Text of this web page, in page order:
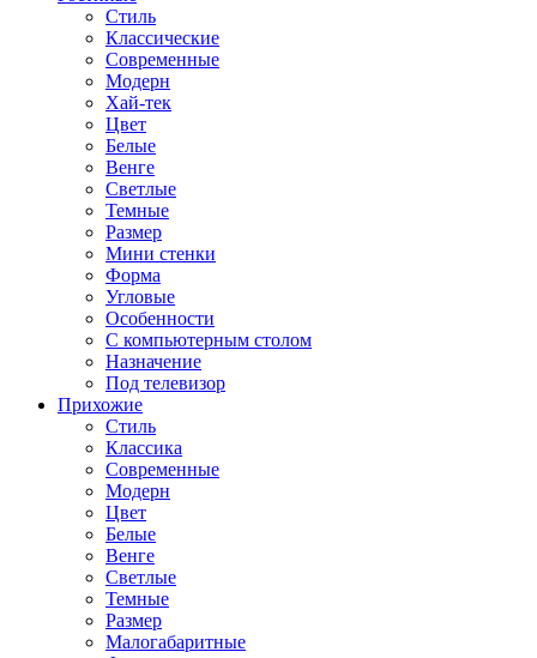
Стиль
Классические
Современные
Модерн
Хай-тек
Цвет
Белые
Венге
Светлые
Темные
Размер
Мини стенки
Форма
Угловые
Особенности
С компьютерным столом
Назначение
Под телевизор
Прихожие
Стиль
Классика
Современные
Модерн
Цвет
Белые
Венге
Светлые
Темные
Размер
Малогабаритные